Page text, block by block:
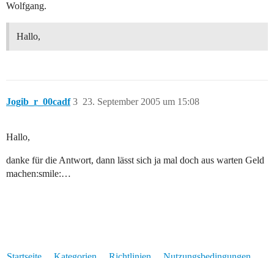
Wolfgang.
Hallo,
Jogib_r_00cadf 23. September 2005 um 15:08
3
Hallo,
danke für die Antwort, dann lässt sich ja mal doch aus warten Geld
machen:smile:…